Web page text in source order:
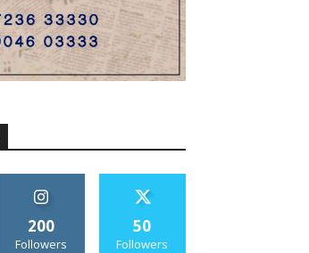
200
Followers
50
Followers